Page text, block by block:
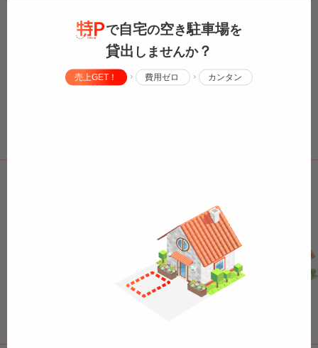
500cm
210cm
2,500kg
で自宅の空き駐車場を
貸出 しませんか？
売上GET！ 費用ゼロ カンタン